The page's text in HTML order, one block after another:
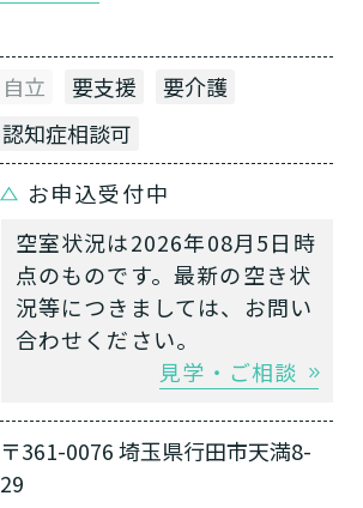
自立 要支援
要介護
認知症相談可
お申込受付中
空室状況は2026年08月5日時
点のものです。最新の空き状
況等につきましては、お問い
合わせください。
見学・ご相談
〒361-0076 埼玉県行田市天満8-
29